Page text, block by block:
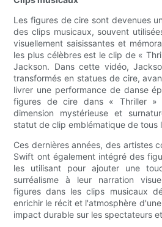
Les figures de cire sont devenues
des clips musicaux, souvent
visuellement saisissantes et
les plus célèbres est le clip de «
Jackson. Dans cette vidéo,
transformés en statues de cire,
livrer une performance de danse
figures de cire dans « Thriller
dimension mystérieuse et
statut de clip emblématique de tous
Ces dernières années, des artistes
Swift ont également intégré des
les utilisant pour ajouter une
surréalisme à leur narration
figures dans les clips musicaux
enrichir le récit et l'atmosphère
impact durable sur les spectateurs